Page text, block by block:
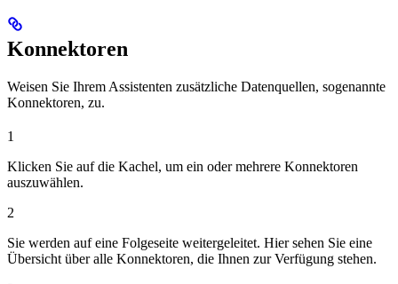
Konnektoren
Weisen Sie Ihrem Assistenten zusätzliche Datenquellen, sogenannte
Konnektoren, zu.
1
Klicken Sie auf die Kachel, um ein oder mehrere Konnektoren
auszuwählen.
2
Sie werden auf eine Folgeseite weitergeleitet. Hier sehen Sie eine
Übersicht über alle Konnektoren, die Ihnen zur Verfügung stehen.